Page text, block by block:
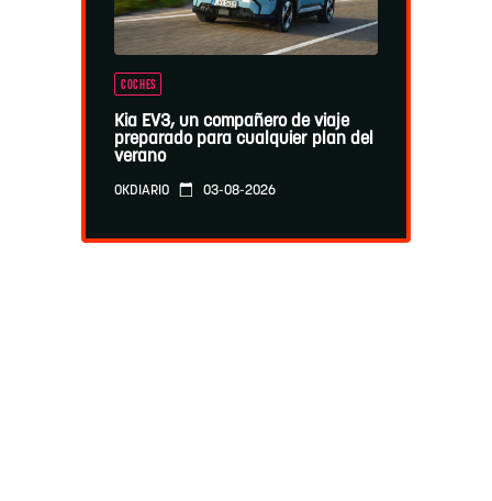
COCHES
Kia EV3, un compañero de viaje
preparado para cualquier plan del
verano
OKDIARIO 03-08-2026